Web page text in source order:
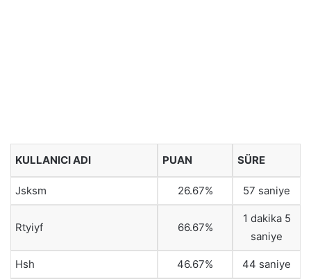
KULLANICI ADI PUAN SÜRE
Jsksm 26.67% 57 saniye
Rtyiyf 66.67%
1 dakika 5
saniye
Hsh 46.67% 44 saniye